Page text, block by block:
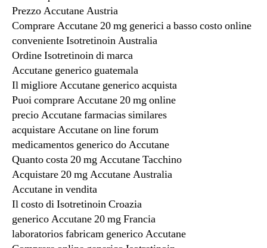
Prezzo Accutane Austria
Comprare Accutane 20 mg generici a basso costo online
conveniente Isotretinoin Australia
Ordine Isotretinoin di marca
Accutane generico guatemala
Il migliore Accutane generico acquista
Puoi comprare Accutane 20 mg online
precio Accutane farmacias similares
acquistare Accutane on line forum
medicamentos generico do Accutane
Quanto costa 20 mg Accutane Tacchino
Acquistare 20 mg Accutane Australia
Accutane in vendita
Il costo di Isotretinoin Croazia
generico Accutane 20 mg Francia
laboratorios fabricam generico Accutane